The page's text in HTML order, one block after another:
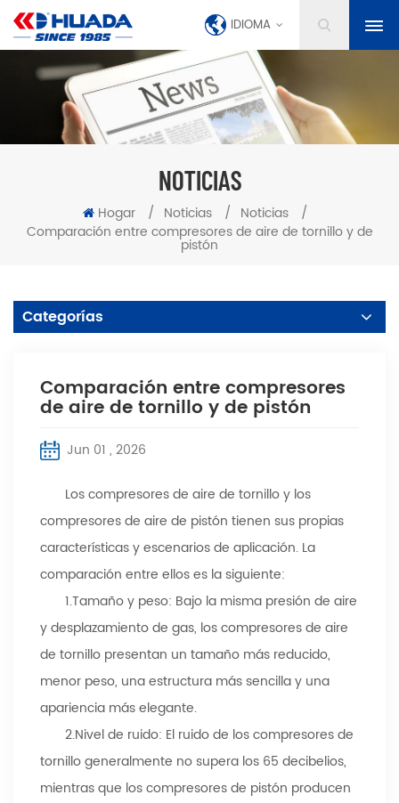
IDIOMA
NOTICIAS
Hogar / Noticias / Noticias
/
Comparación entre compresores de aire de tornillo y de
pistón
Categorías
Comparación entre compresores
de aire de tornillo y de pistón
Jun 01 , 2026
Los compresores de aire de tornillo y los
compresores de aire de pistón tienen sus propias
características y escenarios de aplicación. La
comparación entre ellos es la siguiente:
1.Tamaño y peso: Bajo la misma presión de aire
y desplazamiento de gas, los compresores de aire
de tornillo presentan un tamaño más reducido,
menor peso, una estructura más sencilla y una
apariencia más elegante.
2.Nivel de ruido: El ruido de los compresores de
tornillo generalmente no supera los 65 decibelios,
mientras que los compresores de pistón producen